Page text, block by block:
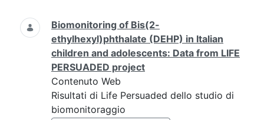
Ricerca
Biomonitoring of Bis(2-
ethylhexyl)phthalate (DEHP) in Italian
children and adolescents: Data from LIFE
PERSUADED project
Contenuto Web
Risultati di Life Persuaded dello studio di
biomonitoraggio